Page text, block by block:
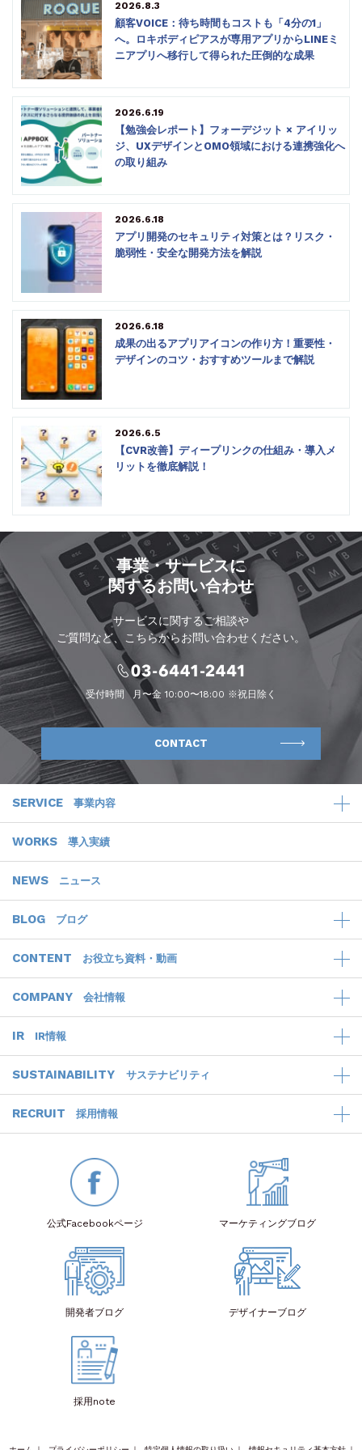
2026.8.3
顧客VOICE：待ち時間もコストも「4分の1」
へ。ロキボディピアスが専用アプリからLINEミ
ニアプリへ移行して得られた圧倒的な成果
2026.6.19
【勉強会レポート】フォーデジット × アイリッ
ジ、UXデザインとOMO領域における連携強化へ
の取り組み
2026.6.18
アプリ開発のセキュリティ対策とは？リスク・
脆弱性・安全な開発方法を解説
2026.6.18
成果の出るアプリアイコンの作り方！重要性・
デザインのコツ・おすすめツールまで解説
2026.6.5
【CVR改善】ディープリンクの仕組み・導入メ
リットを徹底解説！
事業・サービスに
関するお問い合わせ
サービスに関するご相談や
ご質問など、こちらからお問い合わせください。
受付時間 月〜金 10:00〜18:00 ※祝日除く
CONTACT
SERVICE 事業内容
WORKS 導入実績
NEWS ニュース
BLOG ブログ
CONTENT お役立ち資料・動画
COMPANY 会社情報
IR IR情報
SUSTAINABILITY サステナビリティ
RECRUIT 採用情報
公式Facebookページ マーケティングブログ
開発者ブログ デザイナーブログ
採用note